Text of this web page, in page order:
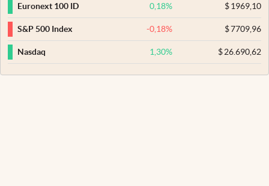
Euronext 100 ID 0,18% $1969,10
S&P 500 Index -0,18% $7709,96
Nasdaq 1,30% $26.690,62